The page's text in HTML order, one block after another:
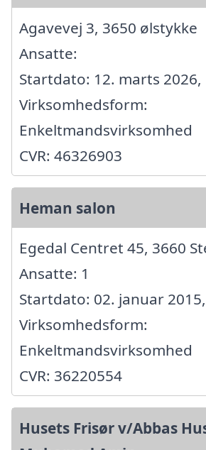
Agavevej 3, 3650 ølstykke
Ansatte:
Startdato: 12. marts 2026,
Virksomhedsform:
Enkeltmandsvirksomhed
CVR: 46326903
Heman salon
Egedal Centret 45, 3660
Ansatte: 1
Startdato: 02. januar 2015,
Virksomhedsform:
Enkeltmandsvirksomhed
CVR: 36220554
Husets Frisør v/Abbas